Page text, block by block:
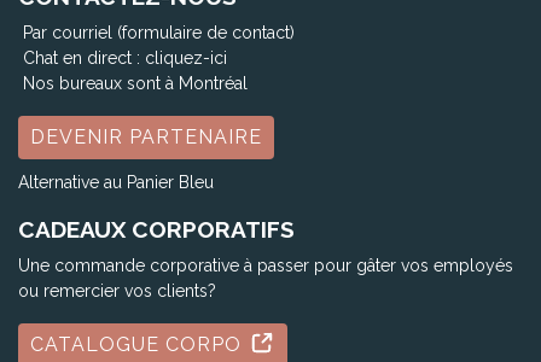
Par courriel (formulaire de contact)
Chat en direct : cliquez-ici
Nos bureaux sont à Montréal
DEVENIR PARTENAIRE
Alternative au Panier Bleu
CADEAUX CORPORATIFS
Une commande corporative à passer pour gâter vos employés
ou remercier vos clients?
CATALOGUE CORPO